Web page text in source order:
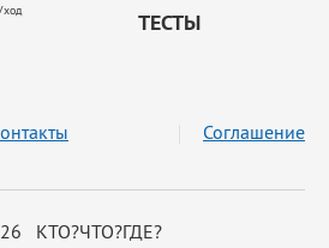
ТЕСТЫ
КТО?ЧТО?ГДЕ?
Соглашение